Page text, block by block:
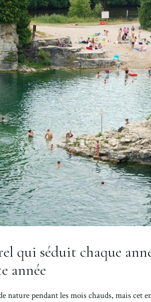
qui séduit chaque
année
nature pendant les mois chauds, mais